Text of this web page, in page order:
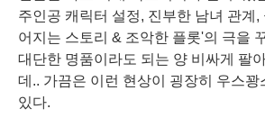
주인공 캐릭터 설정, 진부한 남녀 관계,
어지는 스토리 & 조악한 플롯'의 극을
대단한 명품이라도 되는 양 비싸게 팔
데.. 가끔은 이런 현상이 굉장히 우스
있다.